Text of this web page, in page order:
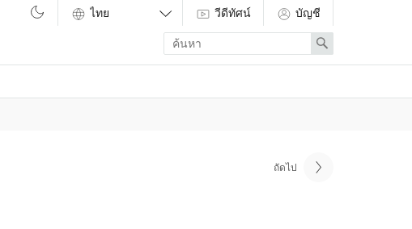
วีดีทัศน์
บัญชี
Enter
search
term
Search
ถัดไป